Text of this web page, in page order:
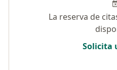
La reserva de
Solicita